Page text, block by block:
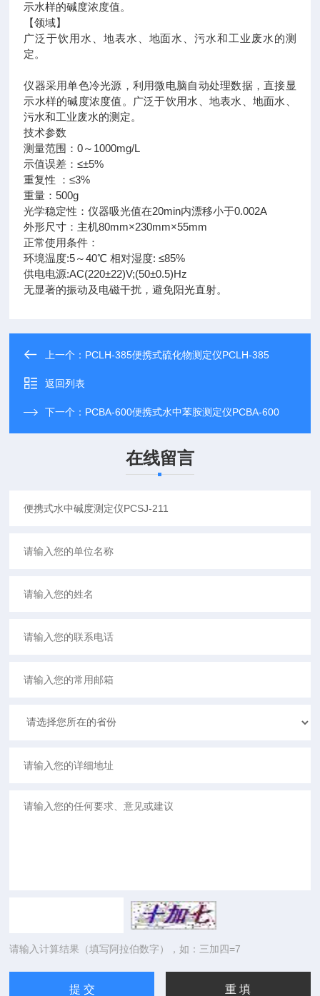
示水样的碱度浓度值。
【领域】
广泛于饮用水、地表水、地面水、污水和工业废水的测
定。
仪器采用单色冷光源，利用微电脑自动处理数据，直接显
示水样的碱度浓度值。广泛于饮用水、地表水、地面水、
污水和工业废水的测定。
技术参数
测量范围：0～1000mg/L
示值误差：≤±5%
重复性 ：≤3%
重量：500g
光学稳定性：仪器吸光值在20min内漂移小于0.002A
外形尺寸：主机80mm×230mm×55mm
正常使用条件：
环境温度:5～40℃ 相对湿度: ≤85%
供电电源:AC(220±22)V;(50±0.5)Hz
无显著的振动及电磁干扰，避免阳光直射。
上一个： PCLH-385便携式硫化物测定仪PCLH-385
返回列表
下一个： PCBA-600便携式水中苯胺测定仪PCBA-600
在线留言
请输入计算结果（填写阿拉伯数字），如：三加四=7